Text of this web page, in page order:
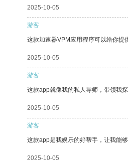
2025-10-05
游客
这款加速器VPM应用程序可以给你提
2025-10-05
游客
这款app就像我的私人导师，带领我探
2025-10-05
游客
这款app是我娱乐的好帮手，让我能
2025-10-05